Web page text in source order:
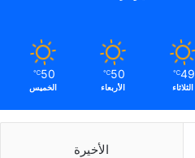
49
℃
الثلاثاء
50
℃
الأربعاء
50
℃
الخميس
الأخيرة